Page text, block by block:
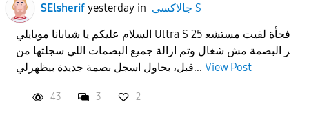
SElsherif yesterdayin
جالاكسى S
السلام عليكم يا شبابانا موبايلي Ultra S 25 فجأة لقيت مستشع
ر البصمة مش شغال وتم ازالة جميع البصمات اللي سجلتها من
قبل، بحاول اسجل بصمة جديدة بيظهرلي... View Post
43 3 2